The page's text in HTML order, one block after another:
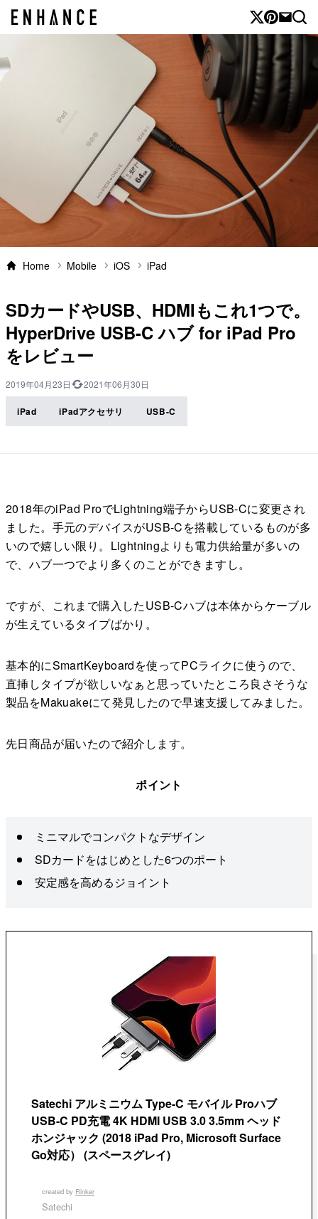
Home Mobile iOS iPad
SDカードやUSB、HDMIもこれ1つで。
HyperDrive USB-C ハブ for iPad Pro
をレビュー
2019年04月23日 2021年06月30日
iPad iPadアクセサリ USB-C
2018年のiPad ProでLightning端子からUSB-Cに変更され
ました。手元のデバイスがUSB-Cを搭載しているものが多
いので嬉しい限り。Lightningよりも電力供給量が多いの
で、ハブ一つでより多くのことができますし。
ですが、これまで購入したUSB-Cハブは本体からケーブル
が生えているタイプばかり。
基本的にSmartKeyboardを使ってPCライクに使うので、
直挿しタイプが欲しいなぁと思っていたところ良さそうな
製品をMakuakeにて発見したので早速支援してみました。
先日商品が届いたので紹介します。
ポイント
ミニマルでコンパクトなデザイン
SDカードをはじめとした6つのポート
安定感を高めるジョイント
Satechi アルミニウム Type-C モバイル Proハブ
USB-C PD充電 4K HDMI USB 3.0 3.5mm ヘッド
ホンジャック (2018 iPad Pro, Microsoft Surface
Go対応） (スペースグレイ)
created by Rinker
Satechi